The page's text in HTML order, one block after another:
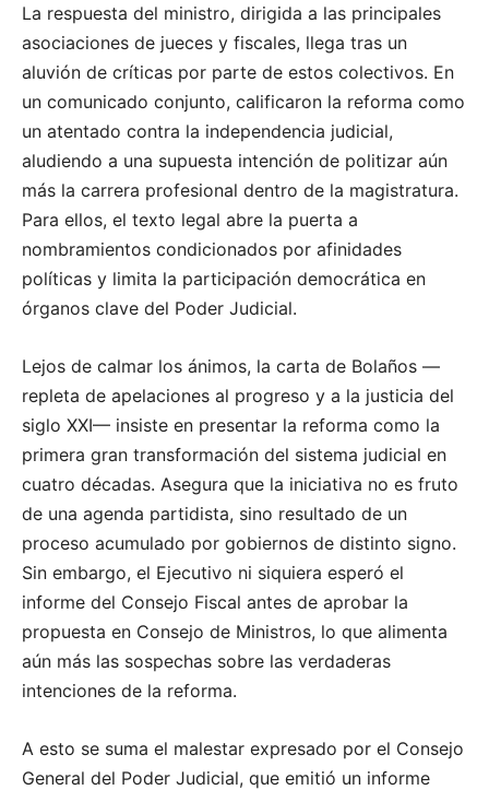
La respuesta del ministro, dirigida a las principales
asociaciones de jueces y fiscales, llega tras un
aluvión de críticas por parte de estos colectivos. En
un comunicado conjunto, calificaron la reforma como
un atentado contra la independencia judicial,
aludiendo a una supuesta intención de politizar aún
más la carrera profesional dentro de la magistratura.
Para ellos, el texto legal abre la puerta a
nombramientos condicionados por afinidades
políticas y limita la participación democrática en
órganos clave del Poder Judicial.
Lejos de calmar los ánimos, la carta de Bolaños —
repleta de apelaciones al progreso y a la justicia del
siglo XXI— insiste en presentar la reforma como la
primera gran transformación del sistema judicial en
cuatro décadas. Asegura que la iniciativa no es fruto
de una agenda partidista, sino resultado de un
proceso acumulado por gobiernos de distinto signo.
Sin embargo, el Ejecutivo ni siquiera esperó el
informe del Consejo Fiscal antes de aprobar la
propuesta en Consejo de Ministros, lo que alimenta
aún más las sospechas sobre las verdaderas
intenciones de la reforma.
A esto se suma el malestar expresado por el Consejo
General del Poder Judicial, que emitió un informe